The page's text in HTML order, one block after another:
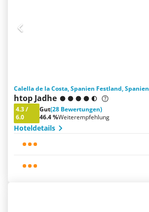
Calella de la Costa, Spanien Festland, Spanien
htop Jadhe
4.3/
6.0
Gut(28 Bewertungen)
46.4 %Weiterempfehlung
Hoteldetails